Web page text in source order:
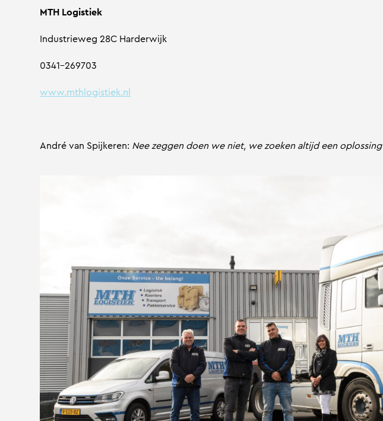
MTH Logistiek
Industrieweg 28C Harderwijk
0341-269703
www.mthlogistiek.nl
André van Spijkeren: Nee zeggen doen we niet, we zoeken altijd een oplossing